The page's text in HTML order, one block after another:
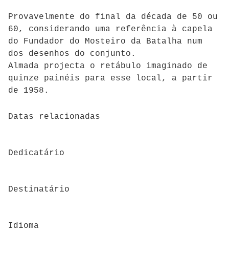
Provavelmente do final da década de 50 ou
60, considerando uma referência à capela
do Fundador do Mosteiro da Batalha num
dos desenhos do conjunto.
Almada projecta o retábulo imaginado de
quinze painéis para esse local, a partir
de 1958.
Datas relacionadas
Dedicatário
Destinatário
Idioma